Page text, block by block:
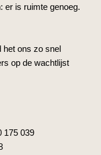
er is ruimte genoeg.
het ons zo snel
op de wachtlijst
175 039